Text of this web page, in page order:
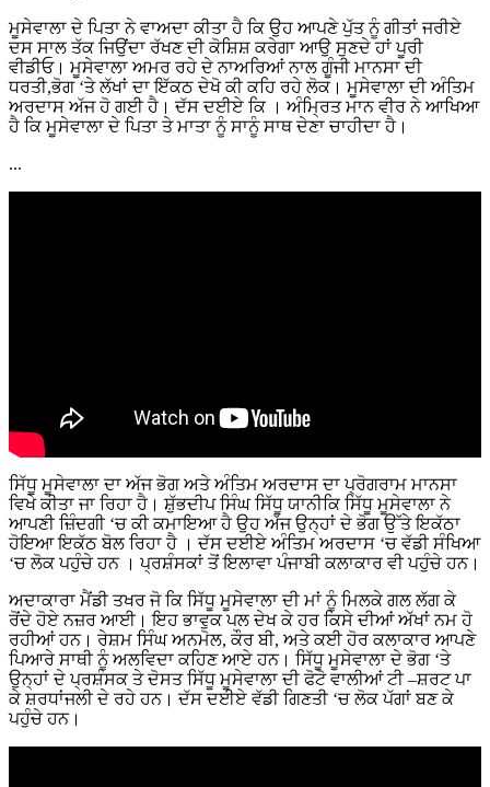
ਮੂਸੇਵਾਲਾ ਦੇ ਪਿਤਾ ਨੇ ਵਾਅਦਾ ਕੀਤਾ ਹੈ ਕਿ ਉਹ ਆਪਣੇ ਪੁੱਤ ਨੂੰ ਗੀਤਾਂ ਜਰੀਏ
ਦਸ ਸਾਲ ਤੱਕ ਜਿਉਂਦਾ ਰੱਖਣ ਦੀ ਕੋਸ਼ਿਸ਼ ਕਰੇਗਾ ਆਉ ਸੁਣਦੇ ਹਾਂ ਪੂਰੀ
ਵੀਡੀਓ। ਮੂਸੇਵਾਲਾ ਅਮਰ ਰਹੇ ਦੇ ਨਾਅਰਿਆਂ ਨਾਲ ਗੂੰਜੀ ਮਾਨਸਾ ਦੀ
ਧਰਤੀ,ਭੋਗ ‘ਤੇ ਲੱਖਾਂ ਦਾ ਇੱਕਠ ਦੇਖੋ ਕੀ ਕਹਿ ਰਹੇ ਲੋਕ। ਮੂਸੇਵਾਲਾ ਦੀ ਅੰਤਿਮ
ਅਰਦਾਸ ਅੱਜ ਹੋ ਗਈ ਹੈ। ਦੱਸ ਦਈਏ ਕਿ । ਅੰਮ੍ਰਿਤ ਮਾਨ ਵੀਰ ਨੇ ਆਖਿਆ
ਹੈ ਕਿ ਮੂਸੇਵਾਲਾ ਦੇ ਪਿਤਾ ਤੇ ਮਾਤਾ ਨੂੰ ਸਾਨੂੰ ਸਾਥ ਦੇਣਾ ਚਾਹੀਦਾ ਹੈ।
...
ਸਿੱਧੂ ਮੂਸੇਵਾਲਾ ਦਾ ਅੱਜ ਭੋਗ ਅਤੇ ਅੰਤਿਮ ਅਰਦਾਸ ਦਾ ਪ੍ਰੋਗਰਾਮ ਮਾਨਸਾ
ਵਿਖੇ ਕੀਤਾ ਜਾ ਰਿਹਾ ਹੈ। ਸ਼ੁੱਭਦੀਪ ਸਿੰਘ ਸਿੱਧੂ ਯਾਨੀਕਿ ਸਿੱਧੂ ਮੂਸੇਵਾਲਾ ਨੇ
ਆਪਣੀ ਜ਼ਿੰਦਗੀ ‘ਚ ਕੀ ਕਮਾਇਆ ਹੈ ਉਹ ਅੱਜ ਉਨ੍ਹਾਂ ਦੇ ਭੋਗ ਉੱਤੇ ਇਕੱਠਾ
ਹੋਇਆ ਇਕੱਠ ਬੋਲ ਰਿਹਾ ਹੈ । ਦੱਸ ਦਈਏ ਅੰਤਿਮ ਅਰਦਾਸ ‘ਚ ਵੱਡੀ ਸੰਖਿਆ
‘ਚ ਲੋਕ ਪਹੁੰਚੇ ਹਨ । ਪ੍ਰਸ਼ੰਸਕਾਂ ਤੋਂ ਇਲਾਵਾ ਪੰਜਾਬੀ ਕਲਾਕਾਰ ਵੀ ਪਹੁੰਚੇ ਹਨ।
ਅਦਾਕਾਰਾ ਮੈਂਡੀ ਤਖਰ ਜੋ ਕਿ ਸਿੱਧੂ ਮੂਸੇਵਾਲਾ ਦੀ ਮਾਂ ਨੂੰ ਮਿਲਕੇ ਗਲ ਲੱਗ ਕੇ
ਰੋਂਦੇ ਹੋਏ ਨਜ਼ਰ ਆਈ। ਇਹ ਭਾਵੁਕ ਪਲ ਦੇਖ ਕੇ ਹਰ ਕਿਸੇ ਦੀਆਂ ਅੱਖਾਂ ਨਮ ਹੋ
ਰਹੀਆਂ ਹਨ। ਰੇਸ਼ਮ ਸਿੰਘ ਅਨਮੋਲ, ਕੌਰ ਬੀ, ਅਤੇ ਕਈ ਹੋਰ ਕਲਾਕਾਰ ਆਪਣੇ
ਪਿਆਰੇ ਸਾਥੀ ਨੂੰ ਅਲਵਿਦਾ ਕਹਿਣ ਆਏ ਹਨ। ਸਿੱਧੂ ਮੂਸੇਵਾਲਾ ਦੇ ਭੋਗ ‘ਤੇ
ਉਨ੍ਹਾਂ ਦੇ ਪ੍ਰਸ਼ੰਸਕ ਤੇ ਦੋਸਤ ਸਿੱਧੂ ਮੂਸੇਵਾਲਾ ਦੀ ਫੋਟੋ ਵਾਲੀਆਂ ਟੀ –ਸ਼ਰਟ ਪਾ
ਕੇ ਸ਼ਰਧਾਂਜਲੀ ਦੇ ਰਹੇ ਹਨ। ਦੱਸ ਦਈਏ ਵੱਡੀ ਗਿਣਤੀ ‘ਚ ਲੋਕ ਪੱਗਾਂ ਬਣ ਕੇ
ਪਹੁੰਚੇ ਹਨ।